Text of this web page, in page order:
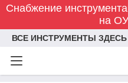
Снабжение
на
ВСЕ ИНСТРУМЕНТЫ ЗДЕСЬ